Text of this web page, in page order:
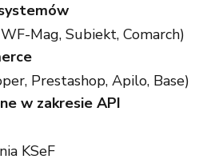
Mag, Subiekt, Comarch)
Prestashop, Apilo, Base)
w zakresie API
KSeF